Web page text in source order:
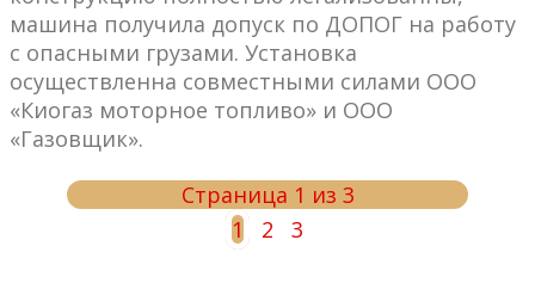
машина получила допуск по ДОПОГ на работу
с опасными грузами. Установка
осуществленна совместными силами ООО
«Киогаз моторное топливо» и ООО
«Газовщик».
Страница 1 из 3
1
2 3